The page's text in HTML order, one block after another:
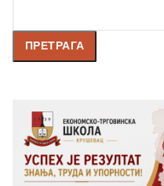
ПРЕТРАГА